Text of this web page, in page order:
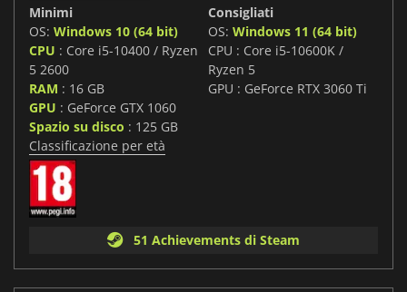
Minimi
OS: Windows 10 (64 bit)
CPU : Core i5-10400 / Ryzen
5 2600
RAM : 16 GB
GPU : GeForce GTX 1060
Spazio su disco : 125 GB
Consigliati
OS: Windows 11 (64 bit)
CPU : Core i5-10600K /
Ryzen 5
GPU : GeForce RTX 3060 Ti
Classificazione per età
51 Achievements di Steam